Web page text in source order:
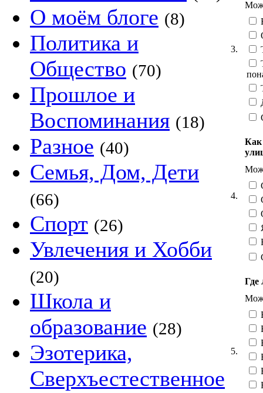
О моём блоге (8)
Политика и
Общество (70)
Прошлое и
Воспоминания (18)
Разное (40)
Семья, Дом, Дети
(66)
Спорт (26)
Увлечения и Хобби
(20)
Школа и
образование (28)
Эзотерика,
Сверхъестественное
3.
4.
Как
5.
Где